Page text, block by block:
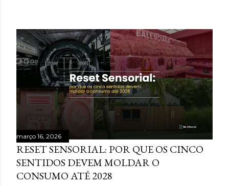
março 16, 2026
RESET SENSORIAL: POR QUE OS CINCO
SENTIDOS DEVEM MOLDAR O
CONSUMO ATÉ 2028